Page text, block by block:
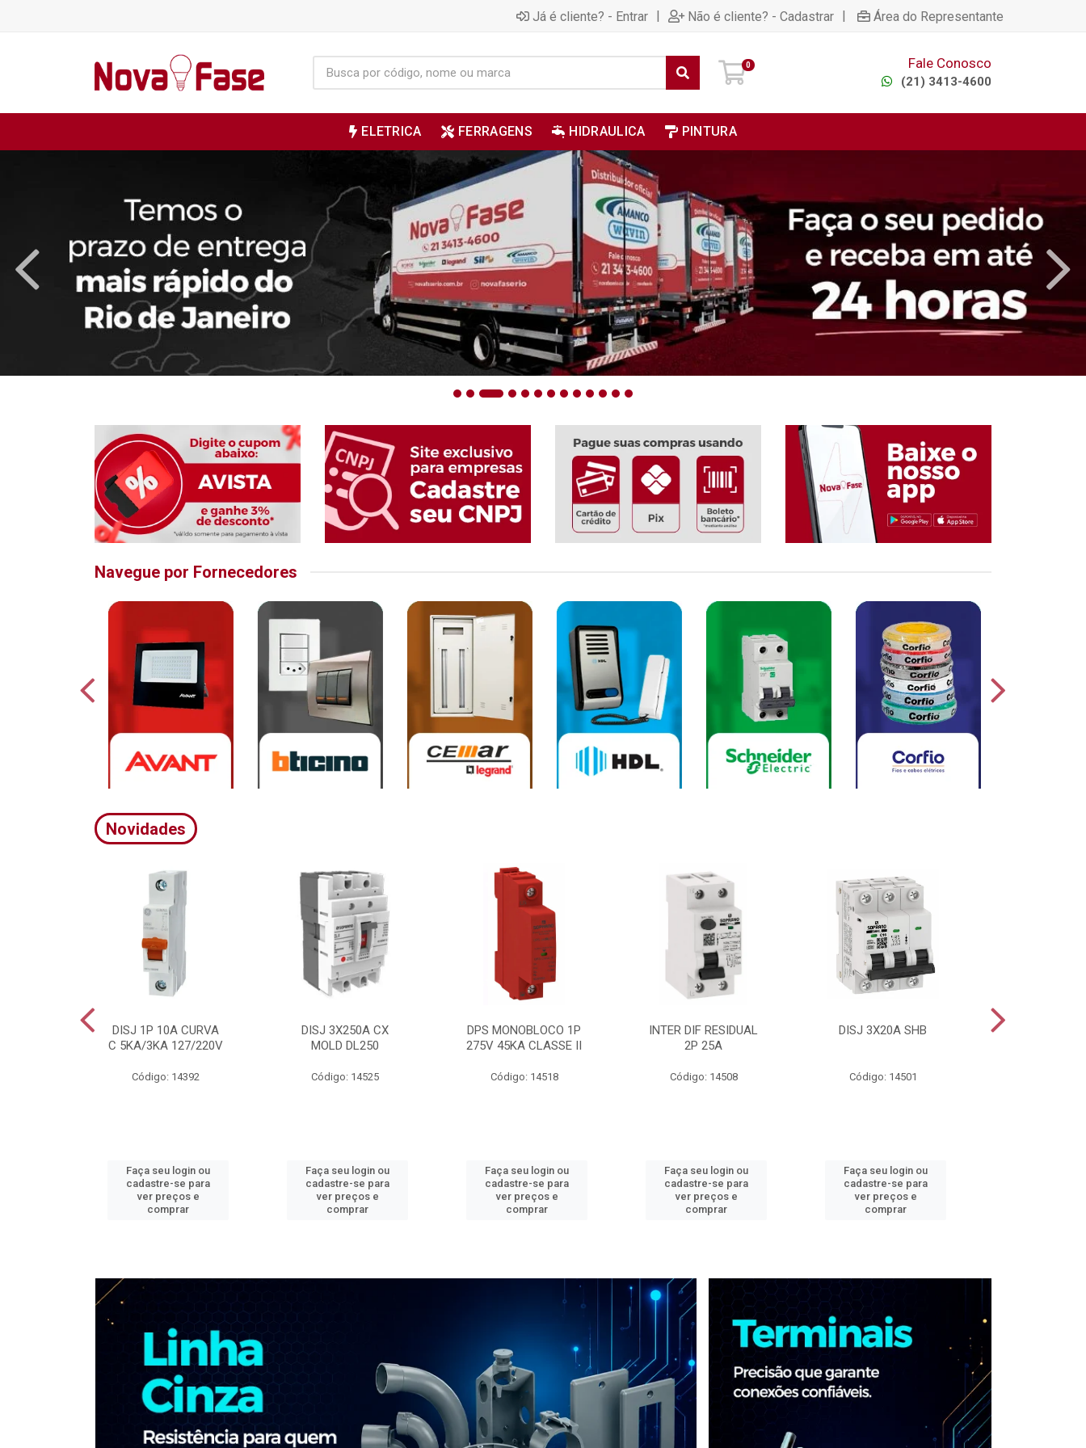
Já é cliente? - Entrar | Não é cliente? - Cadastrar | Área do Representante
0 Fale Conosco
(21) 3413-4600
ELETRICA FERRAGENS HIDRAULICA PINTURA
Navegue por Fornecedores
Novidades
DISJ 1P 10A CURVA
C 5KA/3KA 127/220V
Código: 14392
Faça seu login ou
cadastre-se para
ver preços e
comprar
DISJ 3X250A CX
MOLD DL250
Código: 14525
Faça seu login ou
cadastre-se para
ver preços e
comprar
DPS MONOBLOCO 1P
275V 45KA CLASSE II
Código: 14518
Faça seu login ou
cadastre-se para
ver preços e
comprar
INTER DIF RESIDUAL
2P 25A
Código: 14508
Faça seu login ou
cadastre-se para
ver preços e
comprar
DISJ 3X20A SHB
Código: 14501
Faça seu login ou
cadastre-se para
ver preços e
comprar